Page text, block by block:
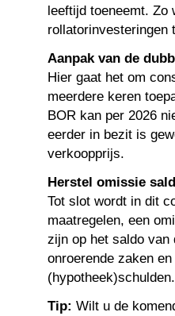
leeftijd toeneemt. Zo
rollatorinvesteringen
Aanpak van de
Hier gaat het om
meerdere keren
BOR kan per 2026
eerder in bezit is
verkoopprijs.
Herstel omissie
Tot slot wordt in dit
maatregelen, een
zijn op het saldo van
onroerende zaken
Tip: Wilt u de